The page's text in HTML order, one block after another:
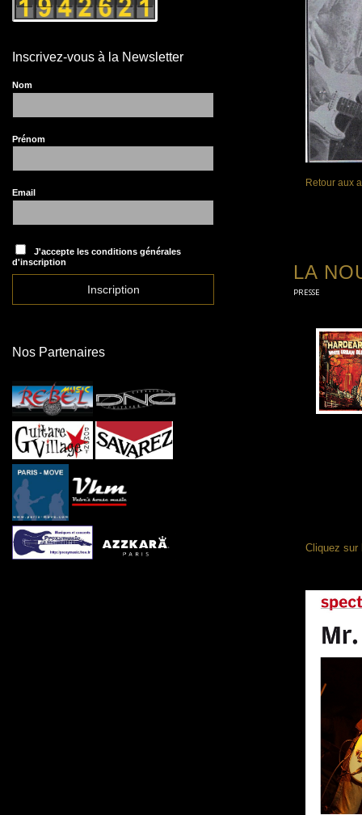
Retour aux
LA
PRESSE
Cliquez sur
Inscrivez-vous à la Newsletter
Nom
Prénom
Email
J'accepte les conditions générales
d'inscription
Nos Partenaires